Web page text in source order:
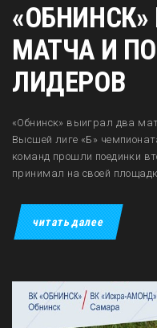
МАТЧА И
ЛИДЕРОВ
«Обнинск» выиграл два
Высшей лиге «Б»
команд прошли поединки
принимал на своей
читать далее